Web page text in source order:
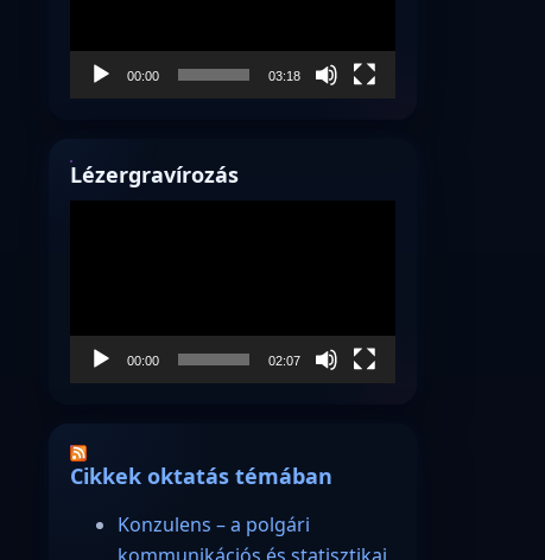
00:00 03:18
Lézergravírozás
00:00 02:07
Cikkek oktatás témában
Konzulens – a polgári